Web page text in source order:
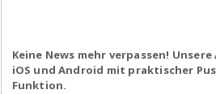
Keine News mehr verpassen!
iOS und Android mit praktischer
Funktion.